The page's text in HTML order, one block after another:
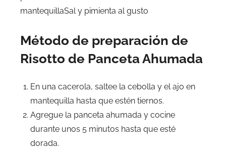
mantequillaSal y pimienta al gusto
Método de preparación de
Risotto de Panceta Ahumada
En una cacerola, saltee la cebolla y el ajo en
mantequilla hasta que estén tiernos.
Agregue la panceta ahumada y cocine
durante unos 5 minutos hasta que esté
dorada.